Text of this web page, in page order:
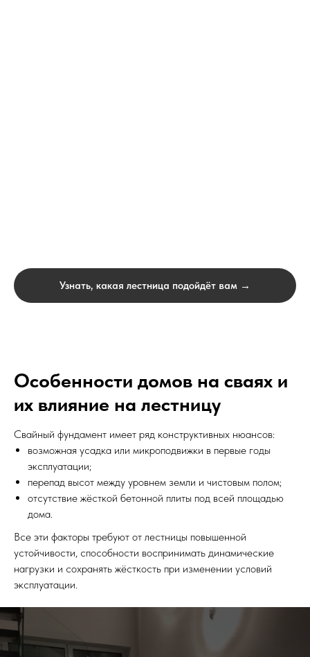
Узнать, какая лестница подойдёт вам →
Особенности домов на сваях и
их влияние на лестницу
Свайный фундамент имеет ряд конструктивных нюансов:
возможная усадка или микроподвижки в первые годы
эксплуатации;
перепад высот между уровнем земли и чистовым полом;
отсутствие жёсткой бетонной плиты под всей площадью
дома.
Все эти факторы требуют от лестницы повышенной
устойчивости, способности воспринимать динамические
нагрузки и сохранять жёсткость при изменении условий
эксплуатации.